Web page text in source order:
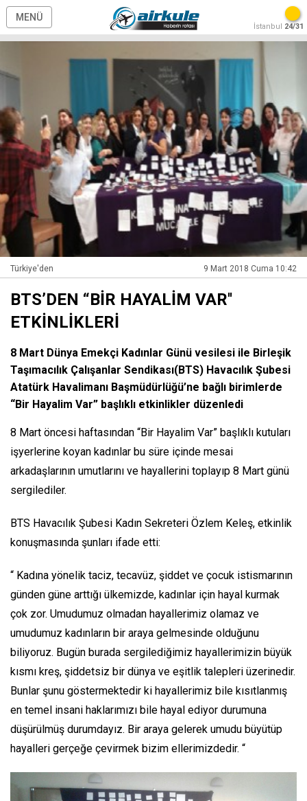
MENÜ
İstanbul 24/31
Türkiye'den 9 Mart 2018 Cuma 10:42
BTS’DEN “BİR HAYALİM VAR''
ETKİNLİKLERİ
8 Mart Dünya Emekçi Kadınlar Günü vesilesi ile Birleşik
Taşımacılık Çalışanlar Sendikası(BTS) Havacılık Şubesi
Atatürk Havalimanı Başmüdürlüğü’ne bağlı birimlerde
“Bir Hayalim Var” başlıklı etkinlikler düzenledi
8 Mart öncesi haftasından “Bir Hayalim Var” başlıklı kutuları
işyerlerine koyan kadınlar bu süre içinde mesai
arkadaşlarının umutlarını ve hayallerini toplayıp 8 Mart günü
sergilediler.
BTS Havacılık Şubesi Kadın Sekreteri Özlem Keleş, etkinlik
konuşmasında şunları ifade etti:
“ Kadına yönelik taciz, tecavüz, şiddet ve çocuk istismarının
günden güne arttığı ülkemizde, kadınlar için hayal kurmak
çok zor. Umudumuz olmadan hayallerimiz olamaz ve
umudumuz kadınların bir araya gelmesinde olduğunu
biliyoruz. Bugün burada sergilediğimiz hayallerimizin büyük
kısmı kreş, şiddetsiz bir dünya ve eşitlik talepleri üzerinedir.
Bunlar şunu göstermektedir ki hayallerimiz bile kısıtlanmış
en temel insani haklarımızı bile hayal ediyor durumuna
düşürülmüş durumdayız. Bir araya gelerek umudu büyütüp
hayalleri gerçeğe çevirmek bizim ellerimizdedir. “